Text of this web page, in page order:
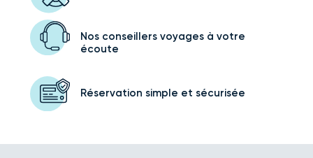
Nos conseillers voyagesà votre
écoute
Réservation simple et sécurisée